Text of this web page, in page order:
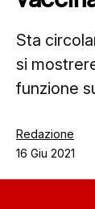
Contatti
Sta
si
funzione
Redazione
16 Giu 2021